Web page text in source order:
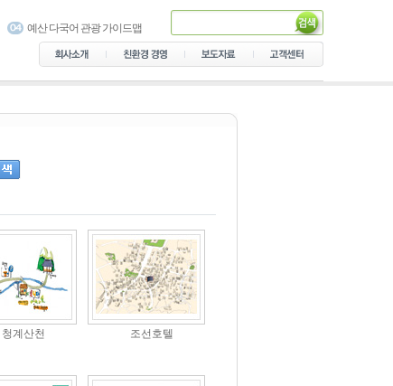
예산 다국어 관광 가이드맵
용산가족공원 다국어 안내지
음성군 관광안내지도 제작
의정부 숲길 안내지도
도
청계산천 조선호텔